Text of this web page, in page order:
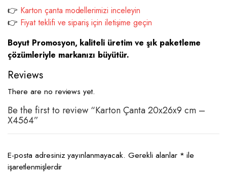
👉 Karton çanta modellerimizi inceleyin
👉 Fiyat teklifi ve sipariş için iletişime geçin
Boyut Promosyon, kaliteli üretim ve şık paketleme
çözümleriyle markanızı büyütür.
Reviews
There are no reviews yet.
Be the first to review “Karton Çanta 20x26x9 cm –
X4564”
E-posta adresiniz yayınlanmayacak. Gerekli alanlar * ile
işaretlenmişlerdir